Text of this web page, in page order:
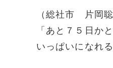
（総社市 片岡聡
「あと７５日か
いっぱいになれ